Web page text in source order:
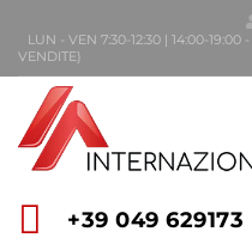
LUN - VEN 7:30-12:30 | 14:00-19:00
VENDITE)
+39 049 629173